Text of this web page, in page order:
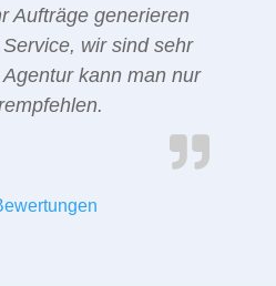
Aufträge generieren
wir sind sehr
kann man nur